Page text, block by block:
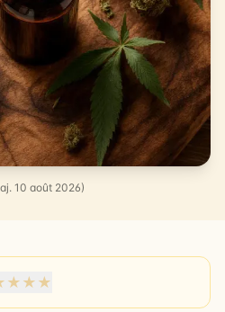
10 août 2026)
★ ★ ★